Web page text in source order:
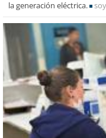
la generación eléctrica.
soy